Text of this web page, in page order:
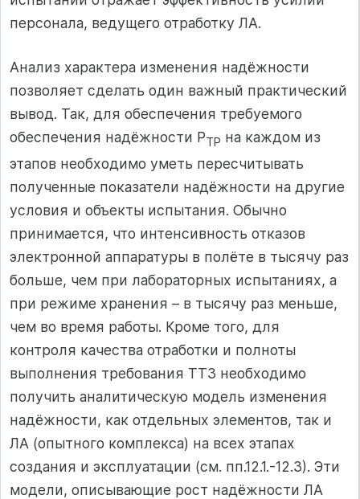
персонала, ведущего отработку ЛА.
Анализ характера изменения надёжности
позволяет сделать один важный практический
вывод. Так, для обеспечения требуемого
обеспечения надёжности PТР на каждом из
этапов необходимо уметь пересчитывать
полученные показатели надёжности на другие
условия и объекты испытания. Обычно
принимается, что интенсивность отказов
электронной аппаратуры в полёте в тысячу раз
больше, чем при лабораторных испытаниях, а
при режиме хранения – в тысячу раз меньше,
чем во время работы. Кроме того, для
контроля качества отработки и полноты
выполнения требования ТТЗ необходимо
получить аналитическую модель изменения
надёжности, как отдельных элементов, так и
ЛА (опытного комплекса) на всех этапах
создания и эксплуатации (см. пп.12.1.-12.3). Эти
модели, описывающие рост надёжности ЛА